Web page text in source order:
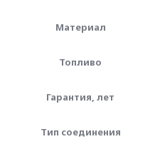
Материал
Топливо
Гарантия, лет
Тип соединения